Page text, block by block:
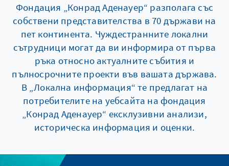
Фондация „Конрад Аденауер“ разполага със
собствени представителства в 70 държави на
пет континента. Чуждестранните локални
сътрудници могат да ви информира от първа
ръка относно актуалните събития и
пълносрочните проекти във вашата държава.
В „Локална информация“ те предлагат на
потребителите на уебсайта на фондация
„Конрад Аденауер“ ексклузивни анализи,
историческа информация и оценки.